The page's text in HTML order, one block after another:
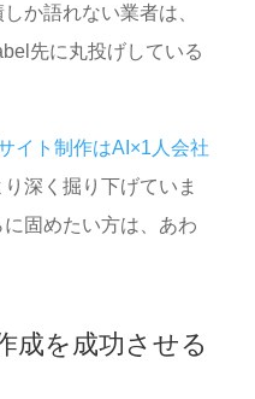
か語れない業者は、
先に丸投げしている
イト制作はAI×1人会社
り深く掘り下げていま
固めたい方は、あわ
成を成功させる